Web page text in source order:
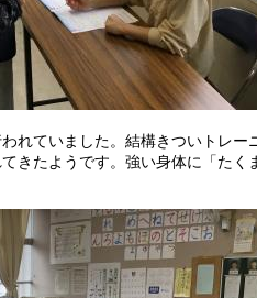
れていました。結構きついトレー
きたようです。強い身体に「たく